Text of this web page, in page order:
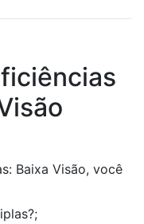
Baixa Visão, você